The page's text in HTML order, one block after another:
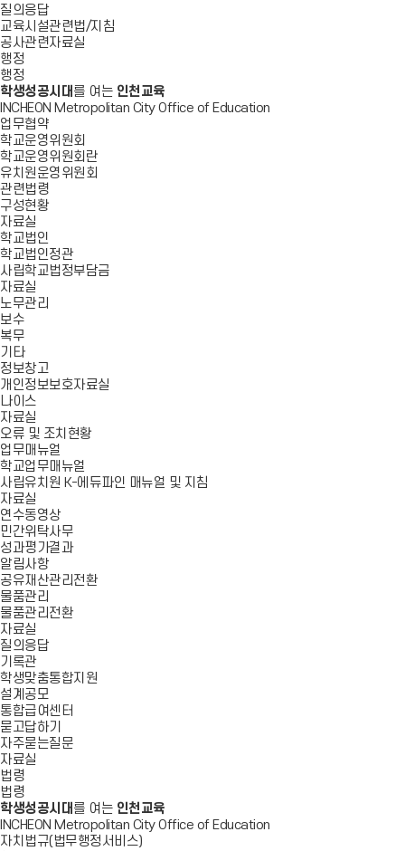
질의응답
교육시설관련법/지침
공사관련자료실
행정
행정
학생성공시대 를 여는 인천교육
INCHEON Metropolitan City Office of Education
업무협약
학교운영위원회
학교운영위원회란
유치원운영위원회
관련법령
구성현황
자료실
학교법인
학교법인정관
사립학교법정부담금
자료실
노무관리
보수
복무
기타
정보창고
개인정보보호자료실
나이스
자료실
오류 및 조치현황
업무매뉴얼
학교업무매뉴얼
사립유치원 K-에듀파인 매뉴얼 및 지침
자료실
연수동영상
민간위탁사무
성과평가결과
알림사항
공유재산관리전환
물품관리
물품관리전환
자료실
질의응답
기록관
학생맞춤통합지원
설계공모
통합급여센터
묻고답하기
자주묻는질문
자료실
법령
법령
학생성공시대 를 여는 인천교육
INCHEON Metropolitan City Office of Education
자치법규(법무행정서비스)